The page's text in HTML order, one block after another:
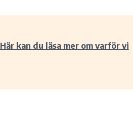
Här kan du läsa mer om varför vi